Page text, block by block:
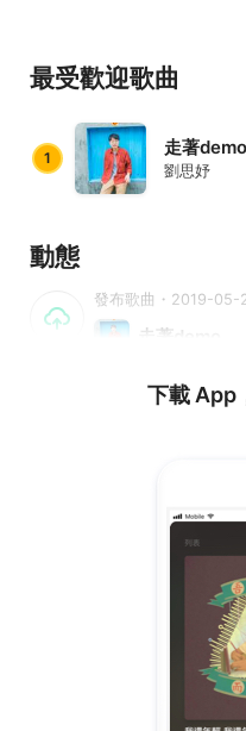
最受歡迎歌曲
1 走著demo
劉思妤
動態
發布歌曲・2019-05-
走著demo
下載 App